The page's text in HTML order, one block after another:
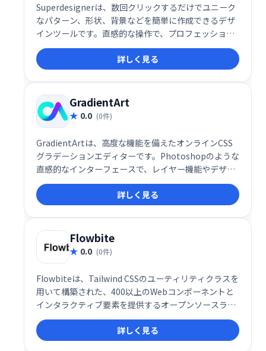
Superdesignerは、数回クリックするだけでユニーク
なパターン、形状、背景などを簡単に作成できるデザ
インツールです。直感的な操作で、プロフェッショナ
ルなデザインを素早く実現。創造性を自由に解き放
ち、デザインの可能性を広げましょう！
詳しく見る
GradientArt
0.0 (0件)
GradientArtは、高度な機能を備えたオンラインCSS
グラデーションエディターです。Photoshopのような
直感的なインターフェースで、レイヤー機能やデザイ
ンツールを利用し、イラスト、パターン、アイコンな
どを簡単に作成できます。無料のクラウドストレージ
も提供。複雑なグラデーションも手軽にデザインで
き、Webデザインやイラスト制作を効率化します。
詳しく見る
Flowbite
0.0 (0件)
Flowbiteは、Tailwind CSSのユーティリティクラスを
用いて構築された、400以上のWebコンポーネントと
インタラクティブ要素を提供するオープンソースライ
ブラリです。豊富なUIコンポーネントにより、迅速か
つ効率的なWeb開発を実現します。すぐに使える高品
質な要素で、開発時間を大幅に削減できます。
詳しく見る